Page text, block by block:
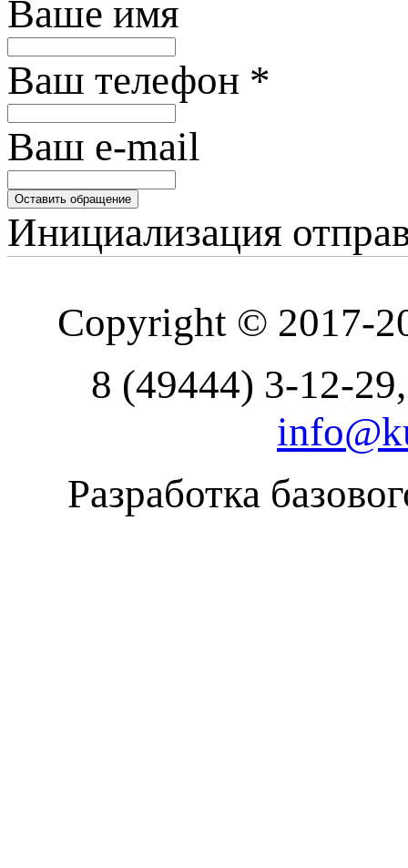
Ваше имя
Ваш телефон *
Ваш e-mail
Оставить обращение
Инициализация
Copyright ©
8 (49444) 3-12-
Разработка